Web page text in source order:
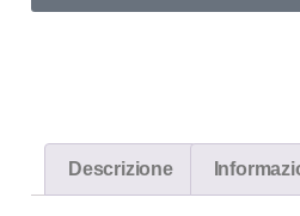
Descrizione